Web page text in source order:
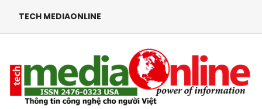
TECH MEDIAONLINE